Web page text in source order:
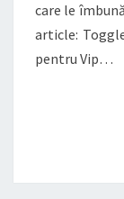
care le
article:
pentru Vip…